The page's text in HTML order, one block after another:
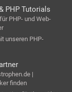
PHP Tutorials
PHP- und Web-
unseren PHP-
|
finden